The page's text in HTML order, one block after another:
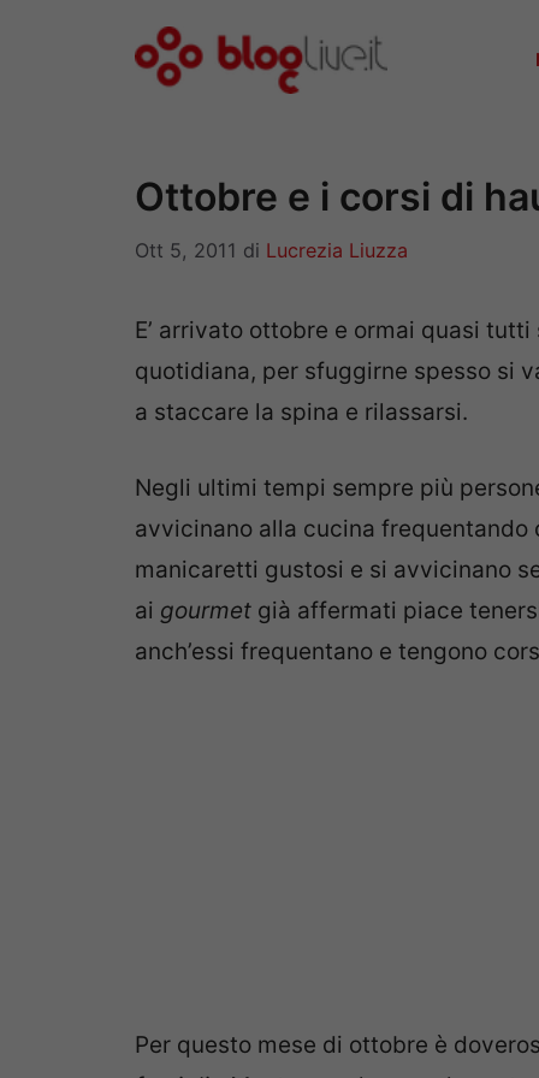
Ottobre e i corsi di
Ott 5, 2011 di Lucrezia Liuzza
E’ arrivato ottobre e ormai quasi
quotidiana, per sfuggirne spesso si
a staccare la spina e rilassarsi.
Negli ultimi tempi sempre più
avvicinano alla cucina frequentando
manicaretti gustosi e si avvicinano
ai gourmet già affermati piace
anch’essi frequentano e tengono
Per questo mese di ottobre è